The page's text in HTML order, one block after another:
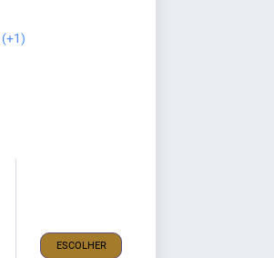
(+1)
ESCOLHER